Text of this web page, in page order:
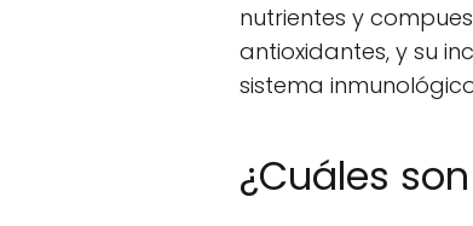
nutrientes y
antioxidantes, y su
sistema
¿Cuáles